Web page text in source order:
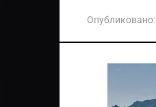
Опубликовано: